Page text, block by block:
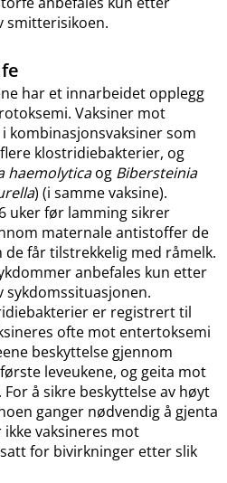
smitterisikoen.
har et innarbeidet opplegg
Vaksiner mot
kombinasjonsvaksiner som
klostridiebakterier, og
haemolyticaog Bibersteinia
) (i samme vaksine).
uker før lamming sikrer
maternale antistoffer de
får tilstrekkelig med råmelk.
anbefales kun etter
er registrert til
ofte mot entertoksemi
beskyttelse gjennom
leveukene, og geita mot
å sikre beskyttelse av høyt
ganger nødvendig å gjenta
vaksineres mot
for bivirkninger etter slik